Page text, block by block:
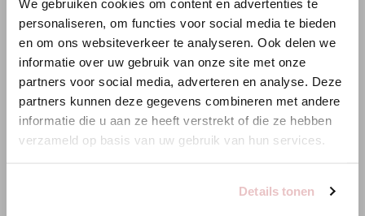
We gebruiken cookies om content en advertenties te
personaliseren, om functies voor social media te bieden
en om ons websiteverkeer te analyseren. Ook delen we
informatie over uw gebruik van onze site met onze
partners voor social media, adverteren en analyse. Deze
partners kunnen deze gegevens combineren met andere
informatie die u aan ze heeft verstrekt of die ze hebben
verzameld op basis van uw gebruik van hun services.
Details tonen
ANNELOES
Es scheint, dass du uns von einem anderen Land aus
Bist du am richtigen Ort?
Zur niederländischen Seite wechseln